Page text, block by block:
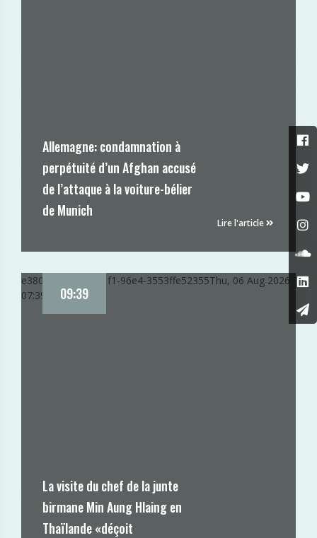
Allemagne: condamnation à
perpétuité d’un Afghan accusé
de l’attaque à la voiture-bélier
de Munich
Lire l'article
e380e406-9154-11f1-96e4-3553ffe52355Thu, 06 Aug 2026
07:39:21 GMT
La visite du chef de la junte
birmane Min Aung Hlaing en
Thaïlande «déçoit
09:39